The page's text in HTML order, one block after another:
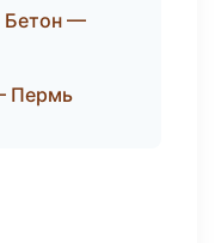
Бетон —
Пермь